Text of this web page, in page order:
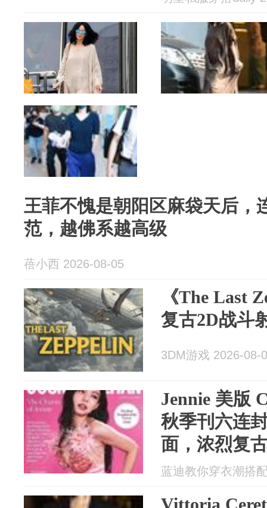
王菲不愧是朝阳区麻袋天后，
范，越佛系越高级
蓓小西 2026-08-05
《The Last
复古2D战斗
3DM游戏 2026-08-
Jennie 美版
秋季刊六连
面，浓烈复
蓝迪教你穿衣潮搭